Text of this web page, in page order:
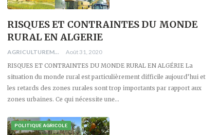
RISQUES ET CONTRAINTES DU MONDE
RURAL EN ALGERIE
AGRICULTUREMONO
Août 31, 2020
RISQUES ET CONTRAINTES DU MONDE RURAL EN ALGÉRIE La
situation du monde rural est particulièrement difficile aujourd’hui et
les retards des zones rurales sont trop importants par rapport aux
zones urbaines. Ce qui nécessite une…
POLITIQUE AGRICOLE